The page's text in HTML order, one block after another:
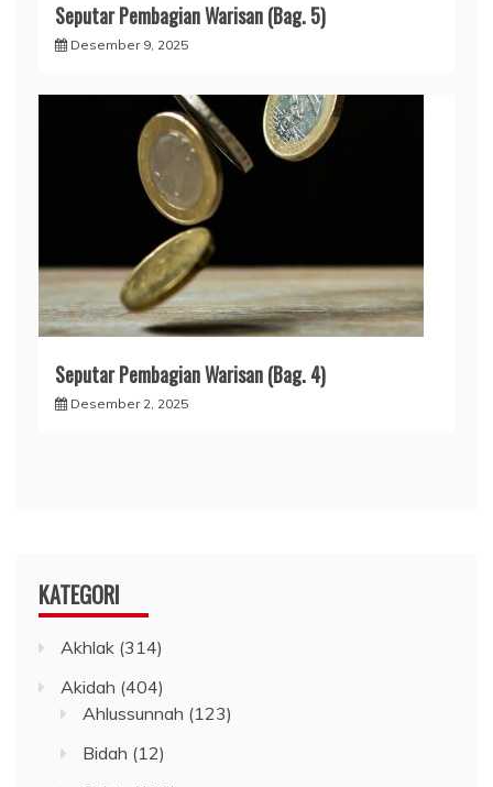
Seputar Pembagian Warisan (Bag. 5)
Desember 9, 2025
Seputar Pembagian Warisan (Bag. 4)
Desember 2, 2025
KATEGORI
Akhlak (314)
Akidah (404)
Ahlussunnah (123)
Bidah (12)